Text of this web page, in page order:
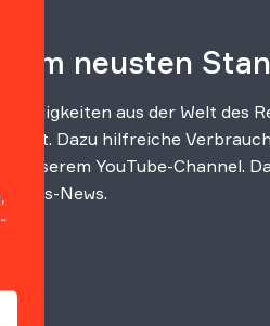
neusten
Neuigkeiten aus der Welt des
Dazu hilfreiche
unserem YouTube-Channel.
News.